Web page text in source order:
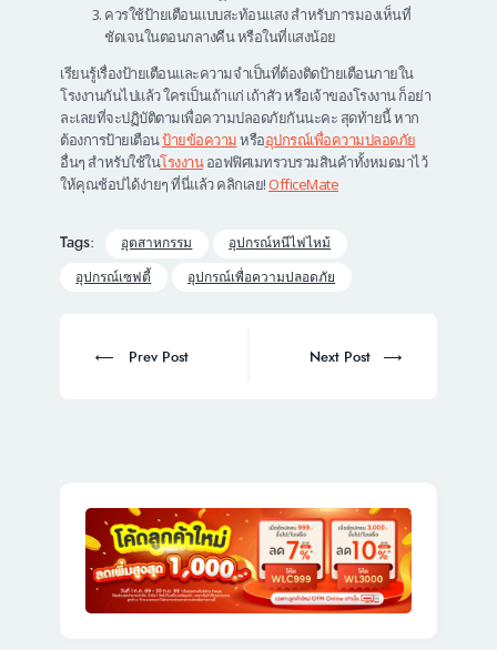
ควรใช้ป้ายเตือนแบบสะท้อนแสง สำหรับการมองเห็นที่
ชัดเจนในตอนกลางคืน หรือในที่แสงน้อย
เรียนรู้เรื่องป้ายเตือนและความจำเป็นที่ต้องติดป้ายเตือนภายใน
โรงงานกันไปแล้ว ใครเป็นเถ้าแก่ เถ้าสัว หรือเจ้าของโรงงาน ก็อย่า
ละเลยที่จะปฏิบัติตามเพื่อความปลอดภัยกันนะคะ สุดท้ายนี้ หาก
ต้องการป้ายเตือนป้ายข้อความหรืออุปกรณ์เพื่อความปลอดภัย
อื่นๆ สำหรับใช้ในโรงงานออฟฟิศเมทรวบรวมสินค้าทั้งหมดมาไว้
ให้คุณช้อปได้ง่ายๆ ที่นี่แล้ว คลิกเลย! OfficeMate
Tags: อุตสาหกรรม
อุปกรณ์หนีไฟไหม้
อุปกรณ์เซฟตี้
อุปกรณ์เพื่อความปลอดภัย
navigation
Prev
Prev Post
Next
Next Post